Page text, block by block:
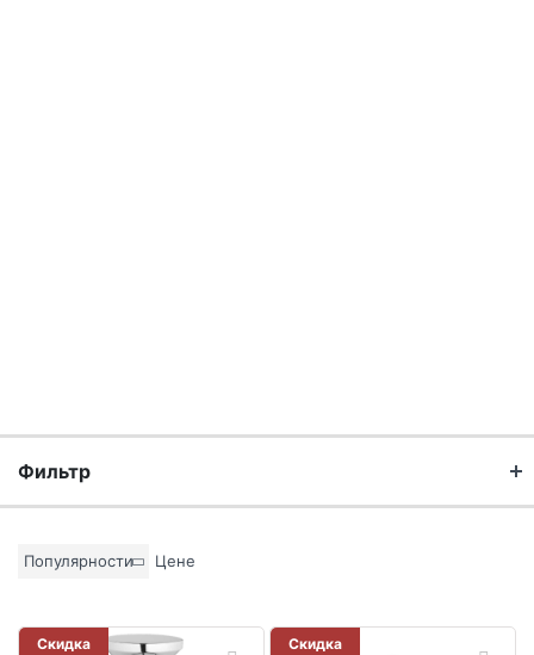
Фильтр
Популярности Цене
Скидка Скидка